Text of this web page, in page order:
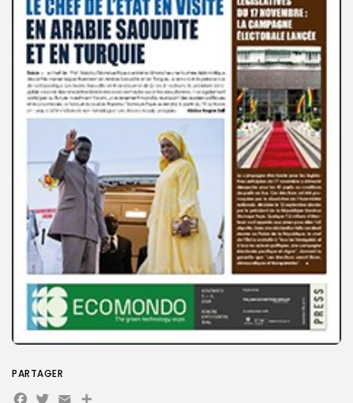
Search
for:
Search
Button
FR
PARTAGER